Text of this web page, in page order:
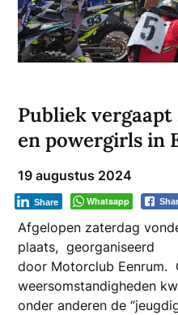
Publiek vergaapt
en powergirls in
19 augustus 2024
Whatsapp
Share
Afgelopen zaterdag
plaats, georganiseerd
door Motorclub Eenrum.
weersomstandigheden
onder anderen de